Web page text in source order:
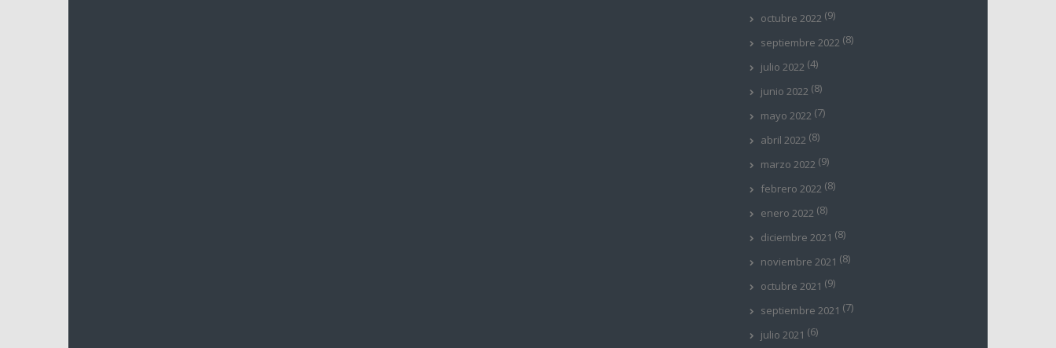
octubre 2022 (9)
septiembre 2022 (8)
julio 2022 (4)
junio 2022 (8)
mayo 2022 (7)
abril 2022 (8)
marzo 2022 (9)
febrero 2022 (8)
enero 2022 (8)
diciembre 2021 (8)
noviembre 2021 (8)
octubre 2021 (9)
septiembre 2021 (7)
julio 2021 (6)